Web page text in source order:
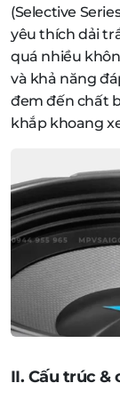
(Selective
yêu thích dải
quá nhiều
và khả năng
đem đến chất
khắp khoang
II. Cấu trúc &